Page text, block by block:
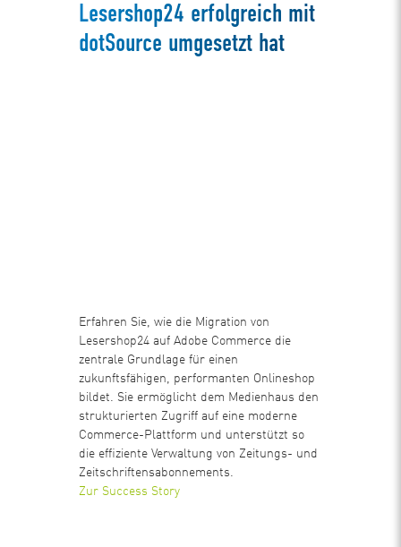
Lesershop24 erfolgreich mit
dotSource umgesetzt hat
Erfahren Sie, wie die Migration von
Lesershop24 auf Adobe Commerce die
zentrale Grundlage für einen
zukunftsfähigen, performanten Onlineshop
bildet. Sie ermöglicht dem Medienhaus den
strukturierten Zugriff auf eine moderne
Commerce-Plattform und unterstützt so
die effiziente Verwaltung von Zeitungs- und
Zeitschriftensabonnements.
Zur Success Story